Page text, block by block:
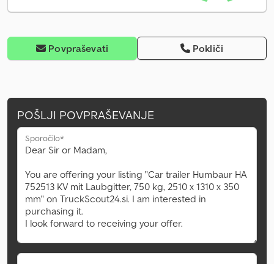
Povpraševati Pokliči
POŠLJI POVPRAŠEVANJE
Sporočilo*